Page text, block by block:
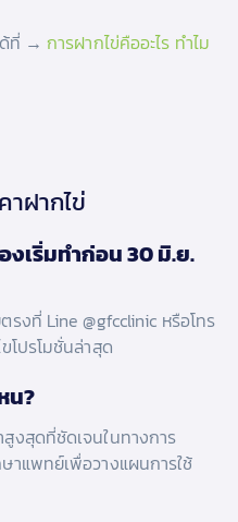
ด้ที่ →การฝากไข่คืออะไร ทำไม
ฝากไข่
งเริ่มทำก่อน 30 มิ.ย.
รงที่ Line @gfcclinic หรือโทร
โปรโมชั่นล่าสุด
น?
งสุดที่ชัดเจนในทางการ
าแพทย์เพื่อวางแผนการใช้